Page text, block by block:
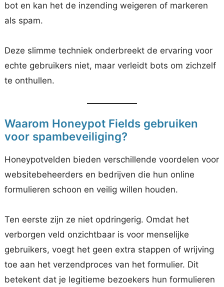
bot en kan het de inzending weigeren of markeren
als spam.
Deze slimme techniek onderbreekt de ervaring voor
echte gebruikers niet, maar verleidt bots om zichzelf
te onthullen.
Waarom Honeypot Fields gebruiken
voor spambeveiliging?
Honeypotvelden bieden verschillende voordelen voor
websitebeheerders en bedrijven die hun online
formulieren schoon en veilig willen houden.
Ten eerste zijn ze niet opdringerig. Omdat het
verborgen veld onzichtbaar is voor menselijke
gebruikers, voegt het geen extra stappen of wrijving
toe aan het verzendproces van het formulier. Dit
betekent dat je legitieme bezoekers hun formulieren